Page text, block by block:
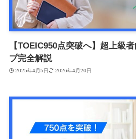
【TOEIC950点突破へ】超上級
プ完全解説
2025年4月5日 2026年4月20日